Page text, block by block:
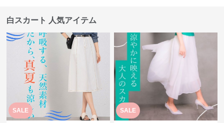
白スカート 人気アイテム
SALE SALE